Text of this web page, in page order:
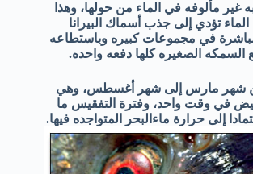
غير مألوفه في الماء من حولها، وهذا
تؤدي إلى جذب أسماك البيرانا
مباشرة في مجموعات كبيره وباستطاعه
السمكه الصغيره كلها دفعه واحده.
شهر مارس إلى شهر أغسطس، وهي
في وقت واحد، وفترة التفقيس ما